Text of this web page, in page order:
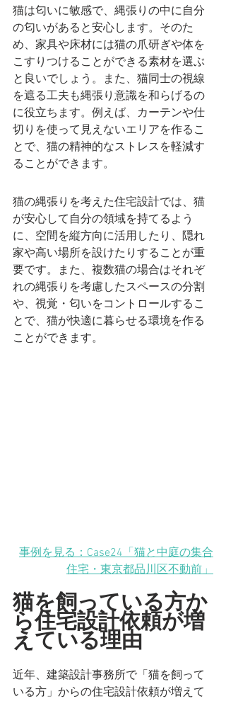
猫は匂いに敏感で、縄張りの中に自分
の匂いがあると安心します。そのた
め、家具や床材には猫の爪研ぎや体を
こすりつけることができる素材を選ぶ
と良いでしょう。また、猫同士の視線
を遮る工夫も縄張り意識を和らげるの
に役立ちます。例えば、カーテンや仕
切りを使って見えないエリアを作るこ
とで、猫の精神的なストレスを軽減す
ることができます​。
猫の縄張りを考えた住宅設計では、猫
が安心して自分の領域を持てるよう
に、空間を縦方向に活用したり、隠れ
家や高い場所を設けたりすることが重
要です。また、複数猫の場合はそれぞ
れの縄張りを考慮したスペースの分割
や、視覚・匂いをコントロールするこ
とで、猫が快適に暮らせる環境を作る
ことができます。
事例を見る：Case24「猫と中庭の集合
住宅 ・東京都品川区不動前 」
猫を飼っている方か
ら住宅設計依頼が増
えている理由
近年、建築設計事務所で「猫を飼って
いる方」からの住宅設計依頼が増えて